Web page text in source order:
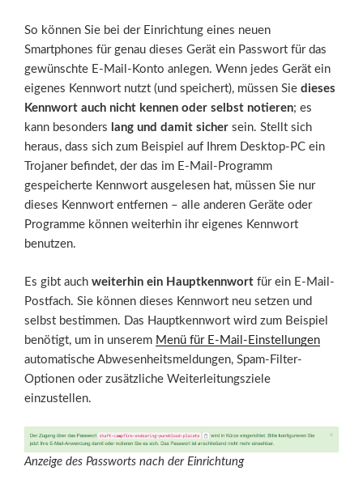
So können Sie bei der Einrichtung eines neuen
Smartphones für genau dieses Gerät ein Passwort für das
gewünschte E-Mail-Konto anlegen. Wenn jedes Gerät ein
eigenes Kennwort nutzt (und speichert), müssen Sie dieses
Kennwort auch nicht kennen oder selbst notieren; es
kann besonders lang und damit sicher sein. Stellt sich
heraus, dass sich zum Beispiel auf Ihrem Desktop-PC ein
Trojaner befindet, der das im E-Mail-Programm
gespeicherte Kennwort ausgelesen hat, müssen Sie nur
dieses Kennwort entfernen – alle anderen Geräte oder
Programme können weiterhin ihr eigenes Kennwort
benutzen.
Es gibt auch weiterhin ein Hauptkennwort für ein E-Mail-
Postfach. Sie können dieses Kennwort neu setzen und
selbst bestimmen. Das Hauptkennwort wird zum Beispiel
benötigt, um in unserem Menü für E-Mail-Einstellungen
automatische Abwesenheitsmeldungen, Spam-Filter-
Optionen oder zusätzliche Weiterleitungsziele
einzustellen.
Anzeige des Passworts nach der Einrichtung